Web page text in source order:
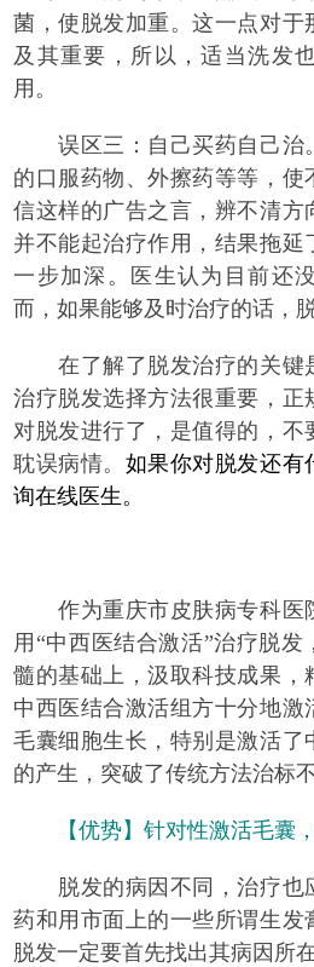
菌，使脱发加重。这一点对于
及其重要，所以，适当洗发
用。
误区三：自己买药自己治
的口服药物、外擦药等等，使
信这样的广告之言，辨不清方
并不能起治疗作用，结果拖延
一步加深。医生认为目前还
而，如果能够及时治疗的话，
在了解了脱发治疗的关键
治疗脱发选择方法很重要，正
对脱发进行了，是值得的，不
耽误病情。 如果你对脱发还有
询在线医生。
作为重庆市皮肤病专科医
用“中西医结合激活”治疗脱
髓的基础上，汲取科技成果，
中西医结合激活组方十分地激
毛囊细胞生长，特别是激活了
的产生，突破了传统方法治标
【优势】针对性激活毛囊
脱发的病因不同，治疗也
药和用市面上的一些所谓生发
脱发一定要首先找出其病因所在